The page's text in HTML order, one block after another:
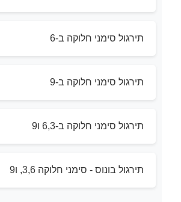
תירגול סימני חלוקה ב-6
תירגול סימני חלוקה ב-9
תירגול סימני חלוקה ב-6,3 ו9
תירגול בונוס - סימני חלוקה 3,6, ו9